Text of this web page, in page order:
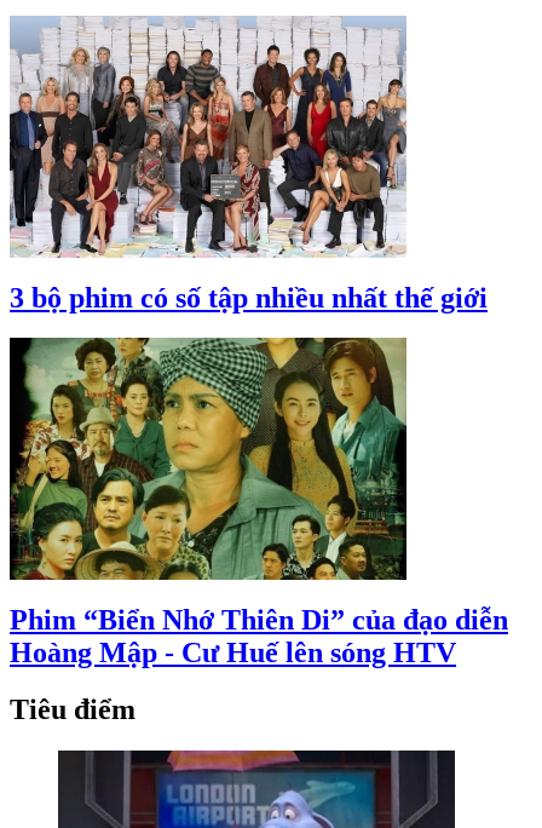
3 bộ phim có số tập nhiều nhất thế giới
Phim “Biển Nhớ Thiên Di” của đạo diễn
Hoàng Mập - Cư Huế lên sóng HTV
Tiêu điểm